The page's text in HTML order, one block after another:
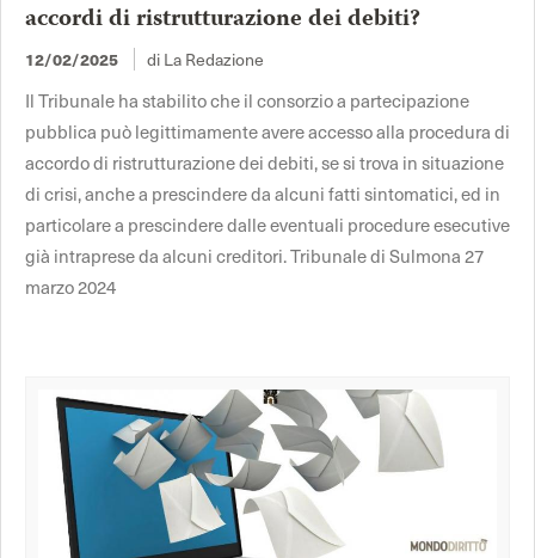
accordi di ristrutturazione dei debiti?
12/02/2025 di La Redazione
Il Tribunale ha stabilito che il consorzio a partecipazione
pubblica può legittimamente avere accesso alla procedura di
accordo di ristrutturazione dei debiti, se si trova in situazione
di crisi, anche a prescindere da alcuni fatti sintomatici, ed in
particolare a prescindere dalle eventuali procedure esecutive
già intraprese da alcuni creditori. Tribunale di Sulmona 27
marzo 2024